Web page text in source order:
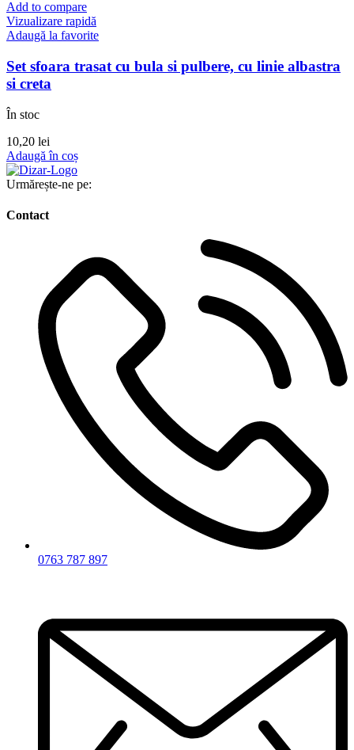
Add to compare
Vizualizare rapidă
Adaugă la favorite
Set sfoara trasat cu bula si pulbere, cu linie albastra
si creta
În stoc
10,20 lei
Adaugă în coș
Urmărește-ne pe:
Contact
0763 787 897